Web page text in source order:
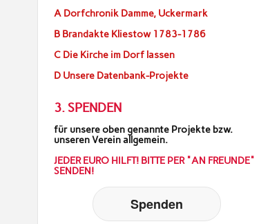
A Dorfchronik Damme, Uckermark
B Brandakte Kliestow 1783-1786
C Die Kirche im Dorf lassen
D Unsere Datenbank-Projekte
3. SPENDEN
für unsere oben genannte Projekte bzw.
unseren Verein allgemein.
JEDER EURO HILFT! BITTE PER "AN FREUNDE"
SENDEN!